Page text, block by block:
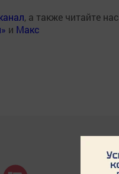
, а также читайте нас
и Макс